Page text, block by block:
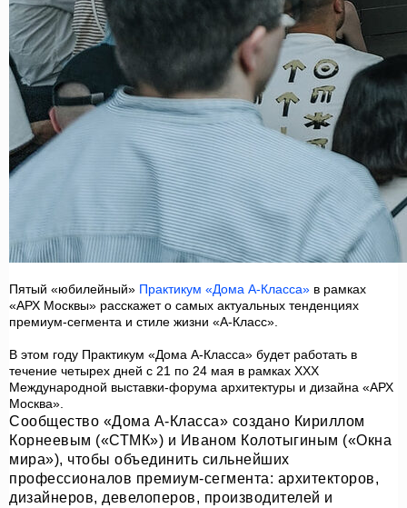
Пятый «юбилейный» Практикум «Дома А-Класса» в рамках
«АРХ Москвы» расскажет о самых актуальных тенденциях
премиум-сегмента и стиле жизни «А-Класс».
В этом году Практикум «Дома А-Класса» будет работать в
течение четырех дней с 21 по 24 мая в рамках XXX
Международной выставки-форума архитектуры и дизайна «АРХ
Москва».
Сообщество «Дома А-Класса» создано Кириллом
Корнеевым («СТМК») и Иваном Колотыгиным («Окна
мира»), чтобы объединить сильнейших
профессионалов премиум-сегмента: архитекторов,
дизайнеров, девелоперов, производителей и